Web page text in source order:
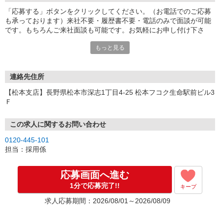
「応募する」ボタンをクリックしてください。（お電話でのご応募
も承っております）来社不要・履歴書不要・電話のみで面談が可能
です。もちろんご来社面談も可能です。お気軽にお申し付け下さ
もっと見る
連絡先住所
【松本支店】長野県松本市深志1丁目4-25 松本フコク生命駅前ビル3
Ｆ
この求人に関するお問い合わせ
0120-445-101
担当：採用係
応募画面へ進む
1分で応募完了!! キープ
求人応募期間：2026/08/01～2026/08/09